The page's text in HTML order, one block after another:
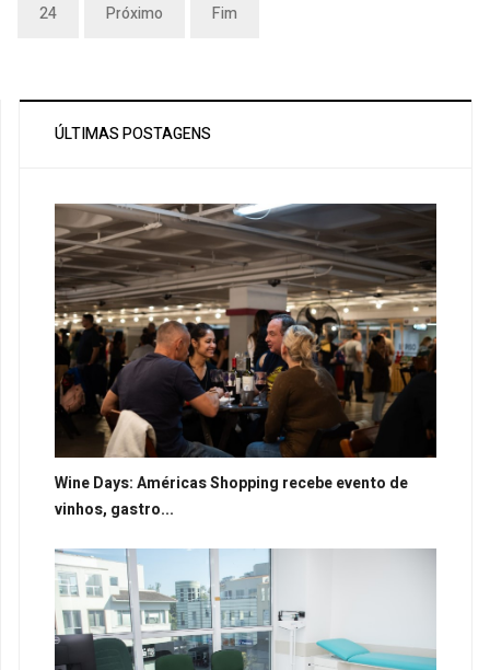
24 Próximo Fim
ÚLTIMAS POSTAGENS
Wine Days: Américas Shopping recebe evento de
vinhos, gastro...